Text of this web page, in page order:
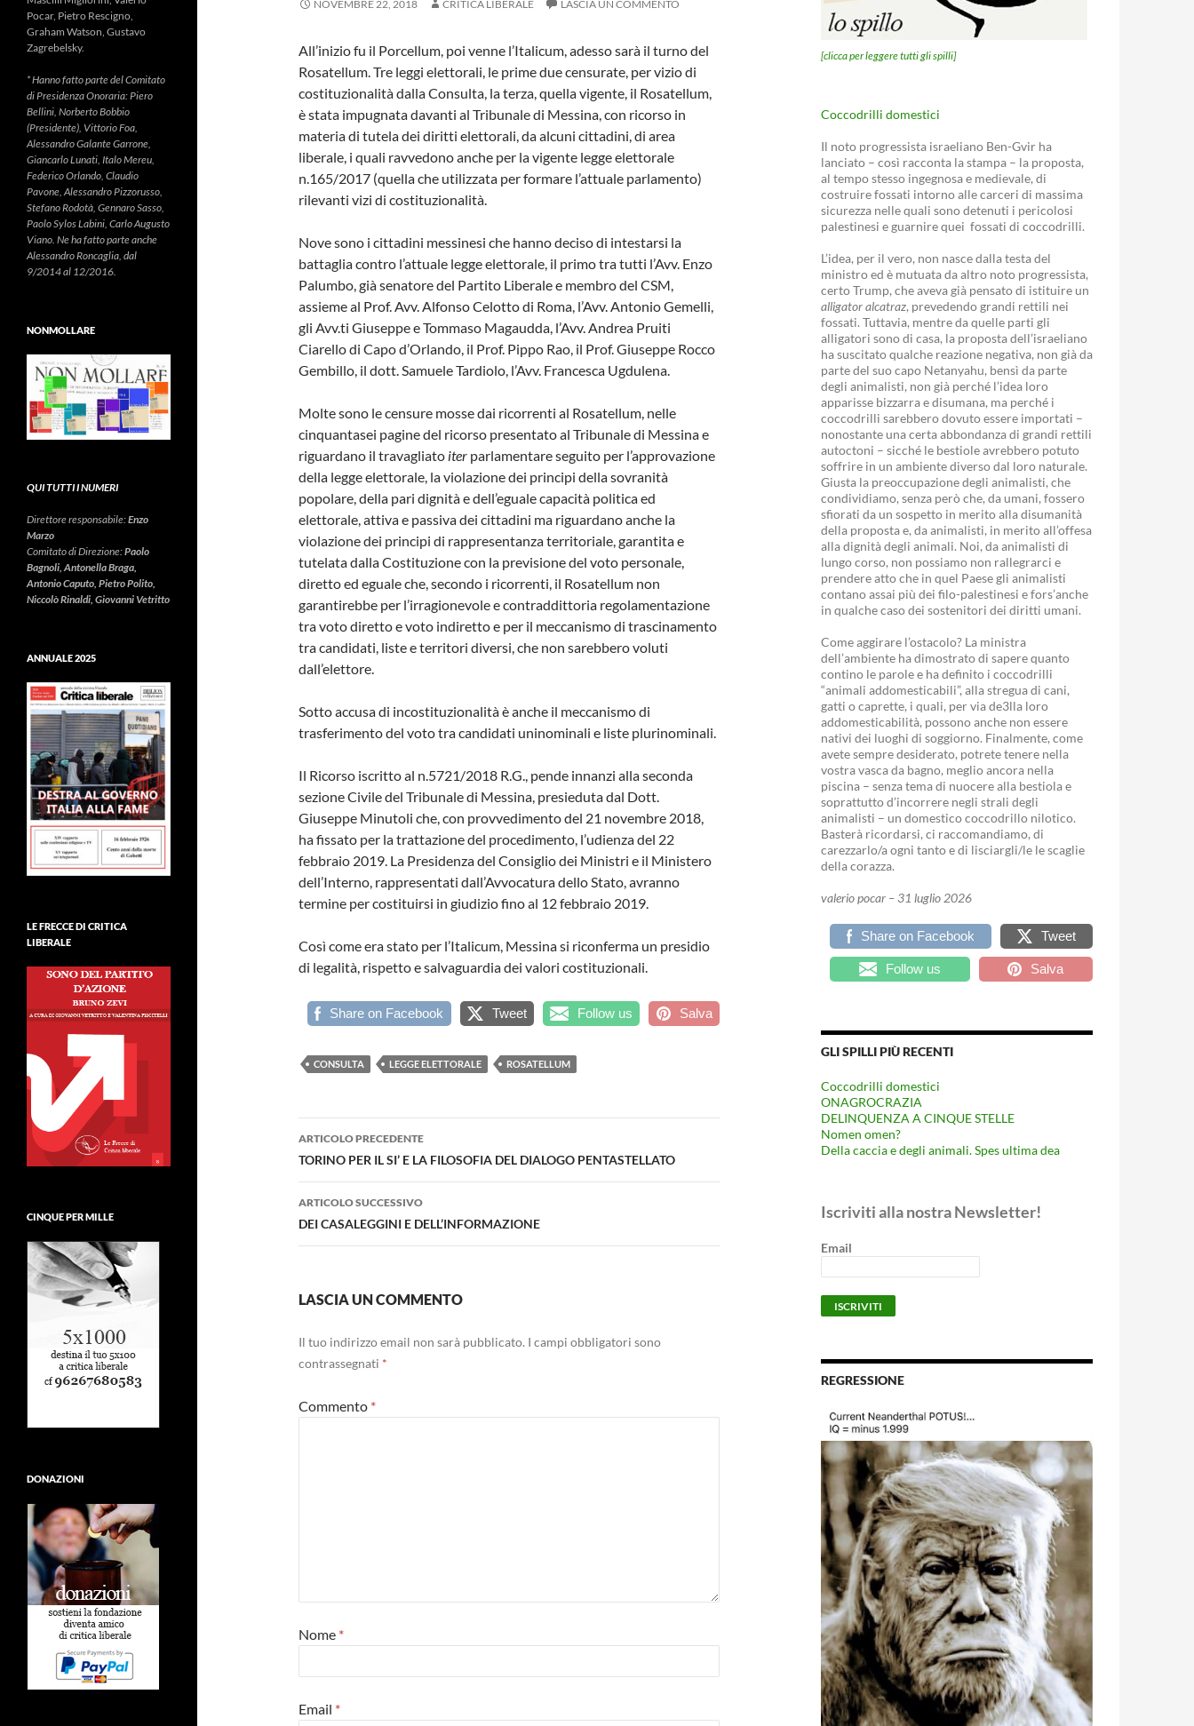
NOVEMBRE 22, 2018 CRITICA LIBERALE LASCIA UN COMMENTO
All’inizio fu il Porcellum, poi venne l’Italicum, adesso sarà il turno del
Rosatellum. Tre leggi elettorali, le prime due censurate, per vizio di
costituzionalità dalla Consulta, la terza, quella vigente, il Rosatellum,
è stata impugnata davanti al Tribunale di Messina, con ricorso in
materia di tutela dei diritti elettorali, da alcuni cittadini, di area
liberale, i quali ravvedono anche per la vigente legge elettorale
n.165/2017 (quella che utilizzata per formare l’attuale parlamento)
rilevanti vizi di costituzionalità.
Nove sono i cittadini messinesi che hanno deciso di intestarsi la
battaglia contro l’attuale legge elettorale, il primo tra tutti l’Avv. Enzo
Palumbo, già senatore del Partito Liberale e membro del CSM,
assieme al Prof. Avv. Alfonso Celotto di Roma, l’Avv. Antonio Gemelli,
gli Avv.ti Giuseppe e Tommaso Magaudda, l’Avv. Andrea Pruiti
Ciarello di Capo d’Orlando, il Prof. Pippo Rao, il Prof. Giuseppe Rocco
Gembillo, il dott. Samuele Tardiolo, l’Avv. Francesca Ugdulena.
Molte sono le censure mosse dai ricorrenti al Rosatellum, nelle
cinquantasei pagine del ricorso presentato al Tribunale di Messina e
riguardano il travagliato iter parlamentare seguito per l’approvazione
della legge elettorale, la violazione dei principi della sovranità
popolare, della pari dignità e dell’eguale capacità politica ed
elettorale, attiva e passiva dei cittadini ma riguardano anche la
violazione dei principi di rappresentanza territoriale, garantita e
tutelata dalla Costituzione con la previsione del voto personale,
diretto ed eguale che, secondo i ricorrenti, il Rosatellum non
garantirebbe per l’irragionevole e contraddittoria regolamentazione
tra voto diretto e voto indiretto e per il meccanismo di trascinamento
tra candidati, liste e territori diversi, che non sarebbero voluti
dall’elettore.
Sotto accusa di incostituzionalità è anche il meccanismo di
trasferimento del voto tra candidati uninominali e liste plurinominali.
Il Ricorso iscritto al n.5721/2018 R.G., pende innanzi alla seconda
sezione Civile del Tribunale di Messina, presieduta dal Dott.
Giuseppe Minutoli che, con provvedimento del 21 novembre 2018,
ha fissato per la trattazione del procedimento, l’udienza del 22
febbraio 2019. La Presidenza del Consiglio dei Ministri e il Ministero
dell’Interno, rappresentati dall’Avvocatura dello Stato, avranno
termine per costituirsi in giudizio fino al 12 febbraio 2019.
Così come era stato per l’Italicum, Messina si riconferma un presidio
di legalità, rispetto e salvaguardia dei valori costituzionali.
Share on Facebook Tweet Follow us Salva
CONSULTA LEGGE ELETTORALE ROSATELLUM
Navigazione
articolo
ARTICOLO PRECEDENTE
TORINO PER IL SI’ E LA FILOSOFIA DEL DIALOGO PENTASTELLATO
ARTICOLO SUCCESSIVO
DEI CASALEGGINI E DELL’INFORMAZIONE
LASCIA UN COMMENTO
Il tuo indirizzo email non sarà pubblicato. I campi obbligatori sono
contrassegnati *
Commento *
Nome *
Email *
[clicca per leggere tutti gli spilli]
Coccodrilli domestici
Il noto progressista israeliano Ben-Gvir ha
lanciato – così racconta la stampa – la proposta,
al tempo stesso ingegnosa e medievale, di
costruire fossati intorno alle carceri di massima
sicurezza nelle quali sono detenuti i pericolosi
palestinesi e guarnire quei fossati di coccodrilli.
L’idea, per il vero, non nasce dalla testa del
ministro ed è mutuata da altro noto progressista,
certo Trump, che aveva già pensato di istituire un
alligator alcatraz, prevedendo grandi rettili nei
fossati. Tuttavia, mentre da quelle parti gli
alligatori sono di casa, la proposta dell’israeliano
ha suscitato qualche reazione negativa, non già da
parte del suo capo Netanyahu, bensì da parte
degli animalisti, non già perché l’idea loro
apparisse bizzarra e disumana, ma perché i
coccodrilli sarebbero dovuto essere importati –
nonostante una certa abbondanza di grandi rettili
autoctoni – sicché le bestiole avrebbero potuto
soffrire in un ambiente diverso dal loro naturale.
Giusta la preoccupazione degli animalisti, che
condividiamo, senza però che, da umani, fossero
sfiorati da un sospetto in merito alla disumanità
della proposta e, da animalisti, in merito all’offesa
alla dignità degli animali. Noi, da animalisti di
lungo corso, non possiamo non rallegrarci e
prendere atto che in quel Paese gli animalisti
contano assai più dei filo-palestinesi e fors’anche
in qualche caso dei sostenitori dei diritti umani.
Come aggirare l’ostacolo? La ministra
dell’ambiente ha dimostrato di sapere quanto
contino le parole e ha definito i coccodrilli
“animali addomesticabili”, alla stregua di cani,
gatti o caprette, i quali, per via de3lla loro
addomesticabilità, possono anche non essere
nativi dei luoghi di soggiorno. Finalmente, come
avete sempre desiderato, potrete tenere nella
vostra vasca da bagno, meglio ancora nella
piscina – senza tema di nuocere alla bestiola e
soprattutto d’incorrere negli strali degli
animalisti – un domestico coccodrillo nilotico.
Basterà ricordarsi, ci raccomandiamo, di
carezzarlo/a ogni tanto e di lisciargli/le le scaglie
della corazza.
valerio pocar – 31 luglio 2026
Share on Facebook Tweet
Follow us Salva
GLI SPILLI PIÙ RECENTI
Coccodrilli domestici
ONAGROCRAZIA
DELINQUENZA A CINQUE STELLE
Nomen omen?
Della caccia e degli animali. Spes ultima dea
Iscriviti alla nostra Newsletter!
Email
REGRESSIONE
Pocar, Pietro Rescigno,
Graham Watson, Gustavo
Zagrebelsky.
* Hanno fatto parte del Comitato
di Presidenza Onoraria: Piero
Bellini, Norberto Bobbio
(Presidente), Vittorio Foa,
Alessandro Galante Garrone,
Giancarlo Lunati, Italo Mereu,
Federico Orlando, Claudio
Pavone, Alessandro Pizzorusso,
Stefano Rodotà, Gennaro Sasso,
Paolo Sylos Labini, Carlo Augusto
Viano. Ne ha fatto parte anche
Alessandro Roncaglia, dal
9/2014 al 12/2016.
NONMOLLARE
QUI TUTTI I NUMERI
Direttore responsabile:Enzo
Marzo
Comitato di Direzione:Paolo
Bagnoli, Antonella Braga,
Antonio Caputo, Pietro Polito,
Niccolò Rinaldi, Giovanni Vetritto
ANNUALE 2025
LE FRECCE DI CRITICA
LIBERALE
CINQUE PER MILLE
DONAZIONI